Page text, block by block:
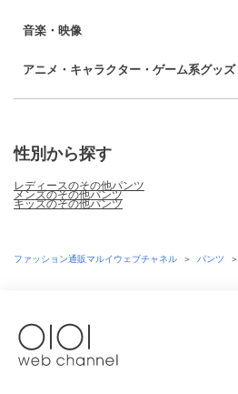
音楽・映像
アニメ・キャラクター・ゲーム系グッズ
性別から探す
レディースのその他パンツ
メンズのその他パンツ
キッズのその他パンツ
ファッション通販マルイウェブチャネル ＞ パンツ ＞